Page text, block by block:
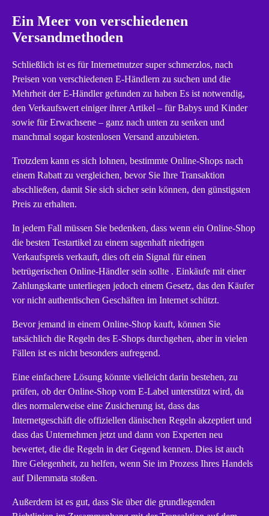
Ein Meer von verschiedenen
Versandmethoden
Schließlich ist es für Internetnutzer super schmerzlos, nach
Preisen von verschiedenen E-Händlern zu suchen und die
Mehrheit der E-Händler gefunden zu haben Es ist notwendig,
den Verkaufswert einiger ihrer Artikel – für Babys und Kinder
sowie für Erwachsene – ganz nach unten zu senken und
manchmal sogar kostenlosen Versand anzubieten.
Trotzdem kann es sich lohnen, bestimmte Online-Shops nach
einem Rabatt zu vergleichen, bevor Sie Ihre Transaktion
abschließen, damit Sie sich sicher sein können, den günstigsten
Preis zu erhalten.
In jedem Fall müssen Sie bedenken, dass wenn ein Online-Shop
die besten Testartikel zu einem sagenhaft niedrigen
Verkaufspreis verkauft, dies oft ein Signal für einen
betrügerischen Online-Händler sein sollte . Einkäufe mit einer
Zahlungskarte unterliegen jedoch einem Gesetz, das den Käufer
vor nicht authentischen Geschäften im Internet schützt.
Bevor jemand in einem Online-Shop kauft, können Sie
tatsächlich die Regeln des E-Shops durchgehen, aber in vielen
Fällen ist es nicht besonders aufregend.
Eine einfachere Lösung könnte vielleicht darin bestehen, zu
prüfen, ob der Online-Shop vom E-Label unterstützt wird, da
dies normalerweise eine Zusicherung ist, dass das
Internetgeschäft die offiziellen dänischen Regeln akzeptiert und
dass das Unternehmen jetzt und dann von Experten neu
bewertet, die die Regeln in der Gegend kennen. Dies ist auch
Ihre Gelegenheit, zu helfen, wenn Sie im Prozess Ihres Handels
auf Dilemmata stoßen.
Außerdem ist es gut, dass Sie über die grundlegenden